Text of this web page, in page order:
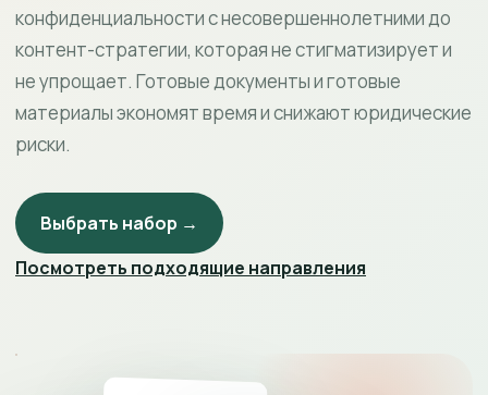
конфиденциальности с несовершеннолетними до
контент-стратегии, которая не стигматизирует и
не упрощает. Готовые документы и готовые
материалы экономят время и снижают юридические
риски.
Выбрать набор →
Посмотреть подходящие направления